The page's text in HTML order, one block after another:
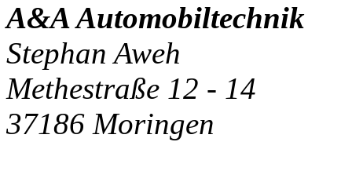
A&A Automobiltechnik
Stephan Aweh
Methestraße 12 - 14
37186 Moringen